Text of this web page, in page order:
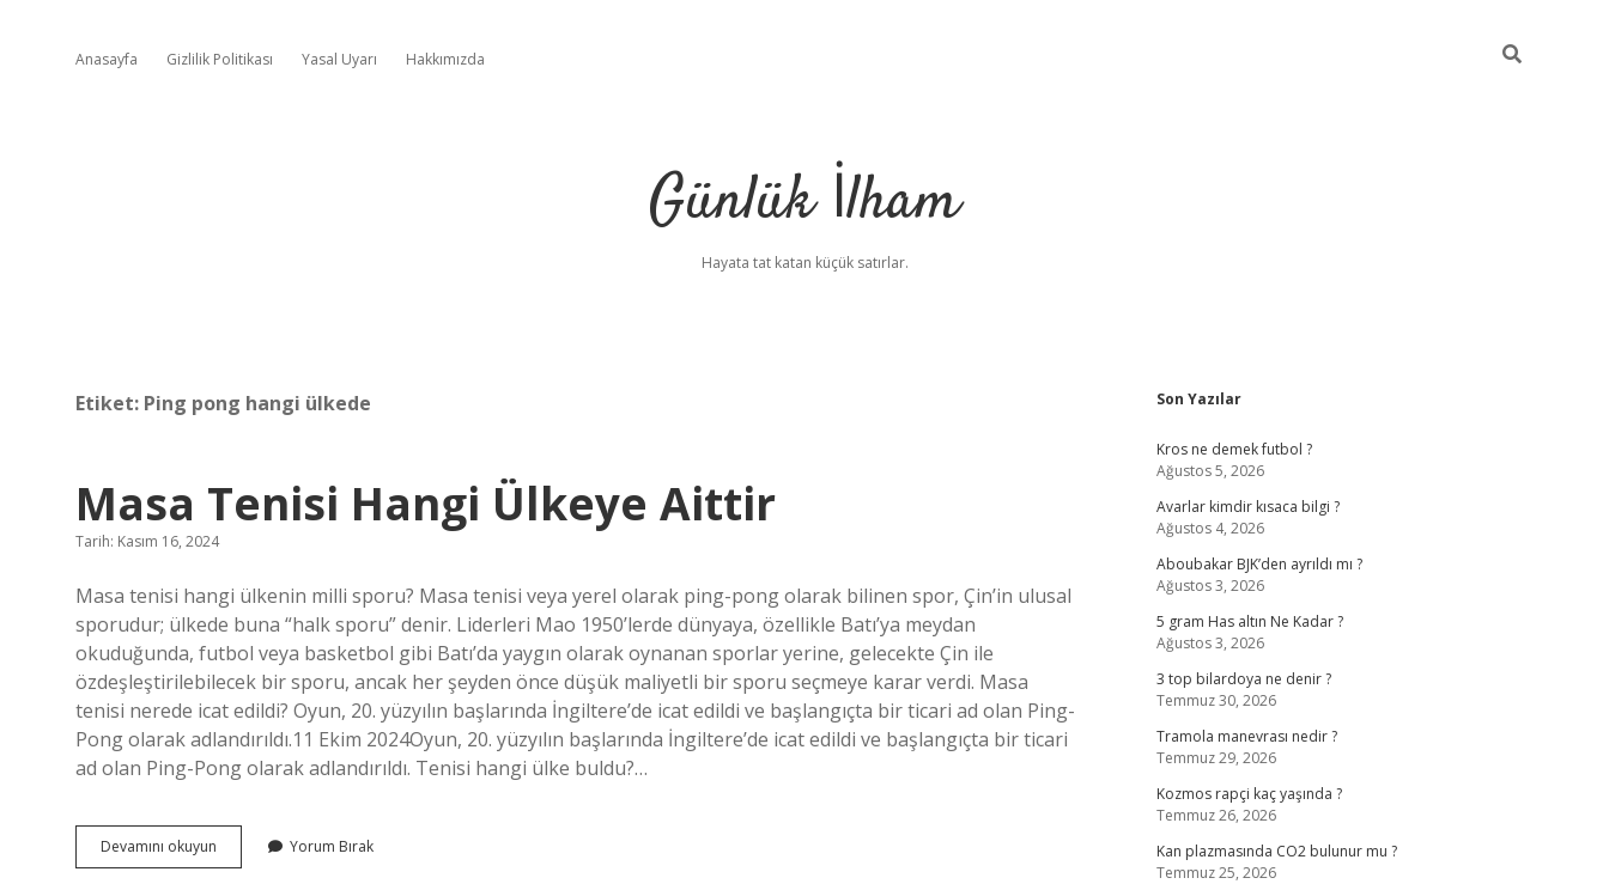
Anasayfa Gizlilik Politikası Yasal Uyarı Hakkımızda
Günlük İlham
Hayata tat katan küçük satırlar.
Etiket: Ping pong hangi ülkede
Masa Tenisi Hangi Ülkeye Aittir
Tarih: Kasım 16, 2024
Masa tenisi hangi ülkenin milli sporu? Masa tenisi veya yerel olarak ping-pong olarak bilinen spor, Çin’in ulusal
sporudur; ülkede buna “halk sporu” denir. Liderleri Mao 1950’lerde dünyaya, özellikle Batı’ya meydan
okuduğunda, futbol veya basketbol gibi Batı’da yaygın olarak oynanan sporlar yerine, gelecekte Çin ile
özdeşleştirilebilecek bir sporu, ancak her şeyden önce düşük maliyetli bir sporu seçmeye karar verdi. Masa
tenisi nerede icat edildi? Oyun, 20. yüzyılın başlarında İngiltere’de icat edildi ve başlangıçta bir ticari ad olan Ping-
Pong olarak adlandırıldı.11 Ekim 2024Oyun, 20. yüzyılın başlarında İngiltere’de icat edildi ve başlangıçta bir ticari
ad olan Ping-Pong olarak adlandırıldı. Tenisi hangi ülke buldu?…
Devamını okuyun
Tenisi
Yorum Bırak
Sidebar
Son Yazılar
Kros ne demek futbol ?
Ağustos 5, 2026
Avarlar kimdir kısaca bilgi ?
Ağustos 4, 2026
Aboubakar BJK’den ayrıldı mı ?
Ağustos 3, 2026
5 gram Has altın Ne Kadar ?
Ağustos 3, 2026
3 top bilardoya ne denir ?
Temmuz 30, 2026
Tramola manevrası nedir ?
Temmuz 29, 2026
Kozmos rapçi kaç yaşında ?
Temmuz 26, 2026
Kan plazmasında CO2 bulunur mu ?
Temmuz 25, 2026